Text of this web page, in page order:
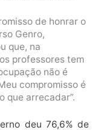
de honrar o
Genro,
que, na
professores tem
não é
compromisso é
que arrecadar”.
deu 76,6% de